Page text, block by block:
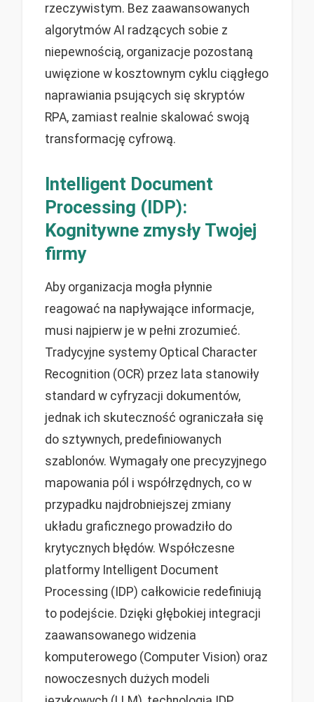
rzeczywistym. Bez zaawansowanych
algorytmów AI radzących sobie z
niepewnością, organizacje pozostaną
uwięzione w kosztownym cyklu ciągłego
naprawiania psujących się skryptów
RPA, zamiast realnie skalować swoją
transformację cyfrową.
Intelligent Document
Processing (IDP):
Kognitywne zmysły Twojej
firmy
Aby organizacja mogła płynnie
reagować na napływające informacje,
musi najpierw je w pełni zrozumieć.
Tradycyjne systemy Optical Character
Recognition (OCR) przez lata stanowiły
standard w cyfryzacji dokumentów,
jednak ich skuteczność ograniczała się
do sztywnych, predefiniowanych
szablonów. Wymagały one precyzyjnego
mapowania pól i współrzędnych, co w
przypadku najdrobniejszej zmiany
układu graficznego prowadziło do
krytycznych błędów. Współczesne
platformy Intelligent Document
Processing (IDP) całkowicie redefiniują
to podejście. Dzięki głębokiej integracji
zaawansowanego widzenia
komputerowego (Computer Vision) oraz
nowoczesnych dużych modeli